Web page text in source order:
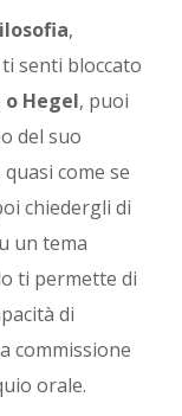
,
ti senti bloccato
o Hegel, puoi
del suo
come se
chiedergli di
un tema
ti permette di
di
commissione
orale.